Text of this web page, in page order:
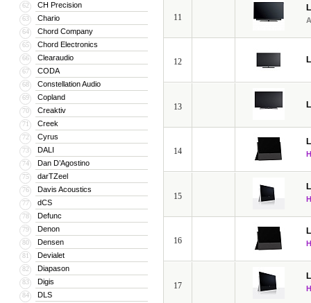
62 CH Precision
63 Chario
64 Chord Company
65 Chord Electronics
66 Clearaudio
67 CODA
68 Constellation Audio
69 Copland
70 Creaktiv
71 Creek
72 Cyrus
73 DALI
74 Dan D’Agostino
75 darTZeel
76 Davis Acoustics
77 dCS
78 Defunc
79 Denon
80 Densen
81 Devialet
82 Diapason
83 Digis
84 DLS
11
12
13
14
15
16
17